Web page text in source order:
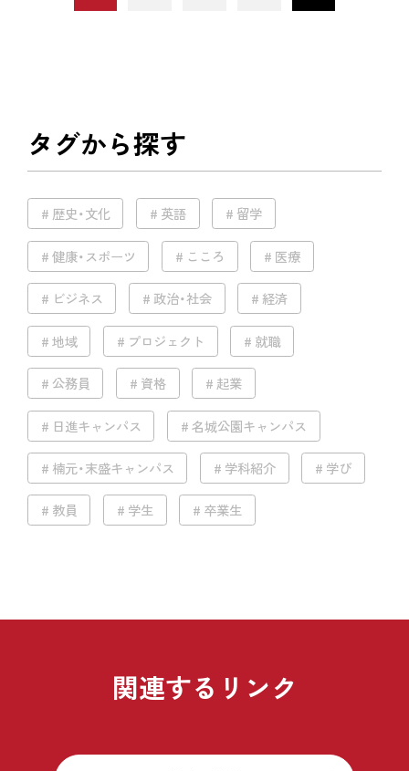
タグから探す
歴史・文化 英語 留学
健康・スポーツ こころ 医療
ビジネス 政治・社会 経済
地域 プロジェクト 就職
公務員 資格 起業
日進キャンパス 名城公園キャンパス
楠元・末盛キャンパス 学科紹介 学び
教員 学生 卒業生
関連するリンク